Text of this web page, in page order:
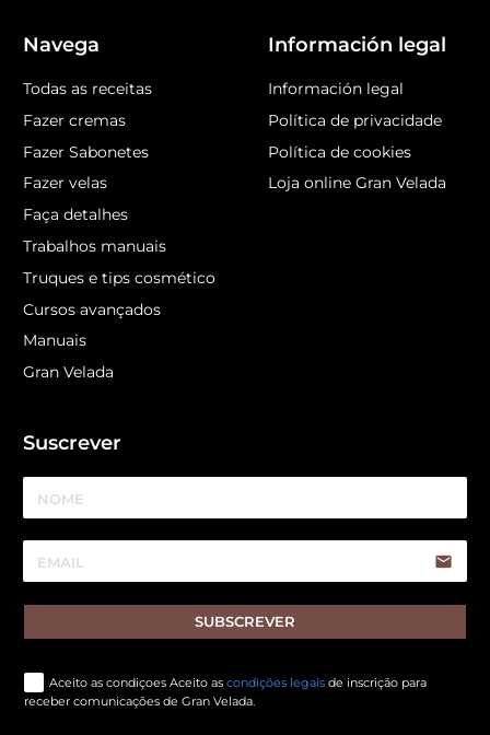
Navega
Todas as receitas
Fazer cremas
Fazer Sabonetes
Fazer velas
Faça detalhes
Trabalhos manuais
Truques e tips cosmético
Cursos avançados
Manuais
Gran Velada
Información legal
Información legal
Política de privacidade
Política de cookies
Loja online Gran Velada
Suscrever
email
SUBSCREVER
Aceito as condiçoes Aceito as condições legais de inscrição para
receber comunicações de Gran Velada.